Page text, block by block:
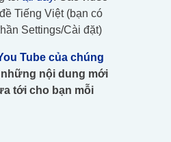
Tiếng Việt (bạn có
Settings/Cài đặt)
Tube của chúng
nội dung mới
tới cho bạn mỗi